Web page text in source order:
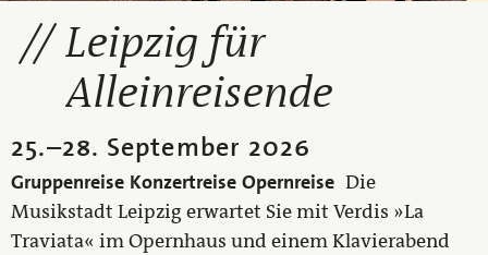
Leipzig für
Alleinreisende
25.–28. September 2026
Gruppenreise Konzertreise Opernreise Die
Musikstadt Leipzig erwartet Sie mit Verdis »La
Traviata« im Opernhaus und einem Klavierabend